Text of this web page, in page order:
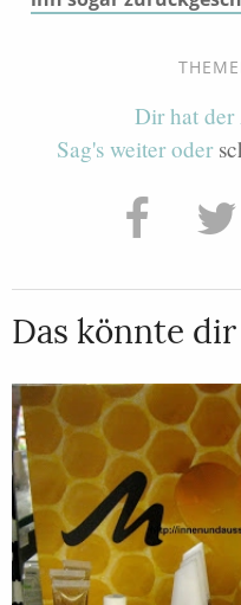
Dir hat
Sag's weiter oder
Das könnte